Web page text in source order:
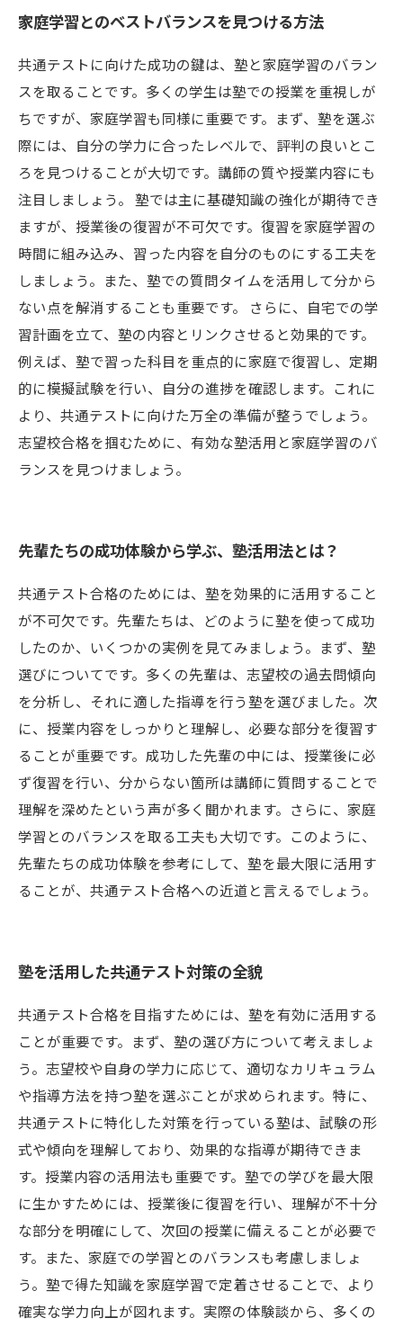
家庭学習とのベストバランスを見つける方法
共通テストに向けた成功の鍵は、塾と家庭学習のバラン
スを取ることです。多くの学生は塾での授業を重視しが
ちですが、家庭学習も同様に重要です。まず、塾を選ぶ
際には、自分の学力に合ったレベルで、評判の良いとこ
ろを見つけることが大切です。講師の質や授業内容にも
注目しましょう。 塾では主に基礎知識の強化が期待でき
ますが、授業後の復習が不可欠です。復習を家庭学習の
時間に組み込み、習った内容を自分のものにする工夫を
しましょう。また、塾での質問タイムを活用して分から
ない点を解消することも重要です。 さらに、自宅での学
習計画を立て、塾の内容とリンクさせると効果的です。
例えば、塾で習った科目を重点的に家庭で復習し、定期
的に模擬試験を行い、自分の進捗を確認します。これに
より、共通テストに向けた万全の準備が整うでしょう。
志望校合格を掴むために、有効な塾活用と家庭学習のバ
ランスを見つけましょう。
先輩たちの成功体験から学ぶ、塾活用法とは？
共通テスト合格のためには、塾を効果的に活用すること
が不可欠です。先輩たちは、どのように塾を使って成功
したのか、いくつかの実例を見てみましょう。まず、塾
選びについてです。多くの先輩は、志望校の過去問傾向
を分析し、それに適した指導を行う塾を選びました。次
に、授業内容をしっかりと理解し、必要な部分を復習す
ることが重要です。成功した先輩の中には、授業後に必
ず復習を行い、分からない箇所は講師に質問することで
理解を深めたという声が多く聞かれます。さらに、家庭
学習とのバランスを取る工夫も大切です。このように、
先輩たちの成功体験を参考にして、塾を最大限に活用す
ることが、共通テスト合格への近道と言えるでしょう。
塾を活用した共通テスト対策の全貌
共通テスト合格を目指すためには、塾を有効に活用する
ことが重要です。まず、塾の選び方について考えましょ
う。志望校や自身の学力に応じて、適切なカリキュラム
や指導方法を持つ塾を選ぶことが求められます。特に、
共通テストに特化した対策を行っている塾は、試験の形
式や傾向を理解しており、効果的な指導が期待できま
す。授業内容の活用法も重要です。塾での学びを最大限
に生かすためには、授業後に復習を行い、理解が不十分
な部分を明確にして、次回の授業に備えることが必要で
す。また、家庭での学習とのバランスも考慮しましょ
う。塾で得た知識を家庭学習で定着させることで、より
確実な学力向上が図れます。実際の体験談から、多くの